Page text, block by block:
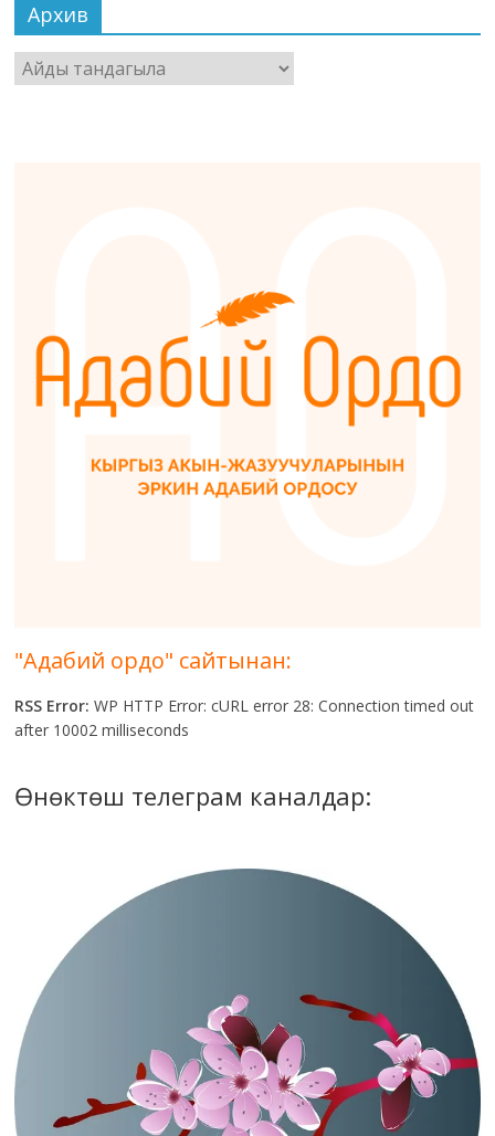
Архив
Архив
"Адабий ордо" сайтынан:
RSS Error: WP HTTP Error: cURL error 28: Connection timed out
after 10002 milliseconds
Өнөктөш телеграм каналдар: